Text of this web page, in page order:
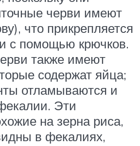
черви имеют
что прикрепляется
с помощью крючков.
также имеют
содержат яйца;
отламываются и
Эти
на зерна риса,
в фекалиях,